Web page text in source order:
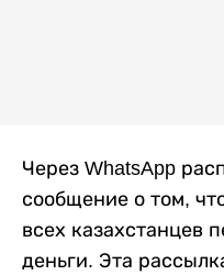
Через WhatsApp
сообщение о том,
всех казахстанцев
деньги. Эта